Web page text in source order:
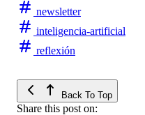
newsletter
inteligencia-artificial
reflexión
Back To Top
Share this post on: